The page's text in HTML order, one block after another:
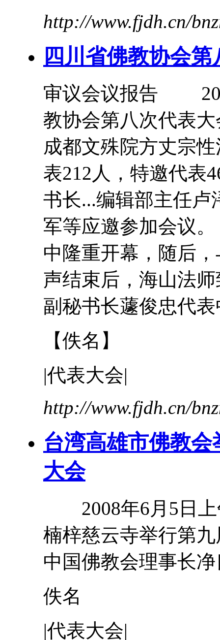
http://www.fjdh.cn/
四川省佛教协会第
审议会议报告
教协会第八次代表
成都文殊院方丈宗
表212人，特邀代表
书长...编辑部主任卢
军等应邀参加会
中隆重开幕，随后
声结束后，海山法
副秘书长蘧俊忠代表
【佚名】
|代表大会|
http://www.fjdh.cn/
台湾高雄市佛教
大会
2008年6月5日上
楠梓慈云寺举行第
中国佛教会理事长
佚名
|代表大会|